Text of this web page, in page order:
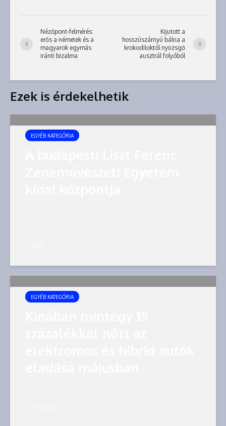
Nézőpont-felmérés:
erős a németek és a
magyarok egymás
iránti bizalma
Kijutott a
hosszúszárnyú bálna a
krokodiloktól nyüzsgő
ausztrál folyóból
Ezek is érdekelhetik
EGYÉB KATEGÓRIA
EGYÉB KATEGÓRIA